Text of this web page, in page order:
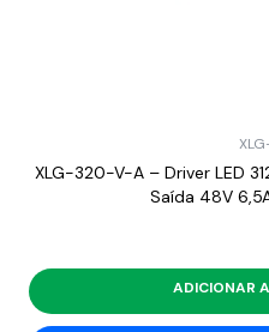
XLG-320-V-A – Driver LED
Saída 48V
ADICIONAR